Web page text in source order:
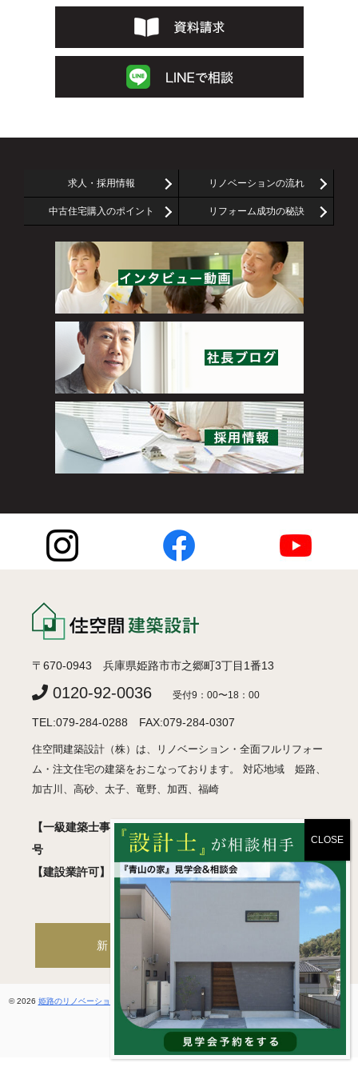
求人・採用情報 リノベーションの流れ
中古住宅購入のポイント リフォーム成功の秘訣
〒670-0943 兵庫県姫路市市之郷町3丁目1番13
0120-92-0036 受付9：00〜18：00
TEL:079-284-0288 FAX:079-284-0307
住空間建築設計（株）は、リノベーション・全面フルリフォー
ム・注文住宅の建築をおこなっております。 対応地域 姫路、
加古川、高砂、太子、竜野、加西、福崎
【一級建築士事務所】 兵庫県知事登録 許可01A05018
号
【建設業許可】 兵庫県知事登録 般-2 第460830号
新築・注文住宅サイトへ
© 2026 姫路のリノベーション・フルリフォーム / 住空間建築設計 一級建築士事務所. All rights
reserved.
ホームページ制作by